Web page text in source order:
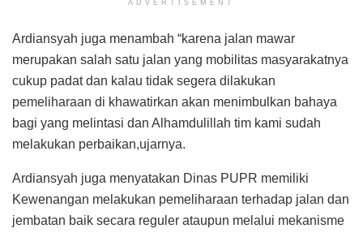
ADVERTISEMENT
Ardiansyah juga menambah “karena jalan mawar
merupakan salah satu jalan yang mobilitas masyarakatnya
cukup padat dan kalau tidak segera dilakukan
pemeliharaan di khawatirkan akan menimbulkan bahaya
bagi yang melintasi dan Alhamdulillah tim kami sudah
melakukan perbaikan,ujarnya.
Ardiansyah juga menyatakan Dinas PUPR memiliki
Kewenangan melakukan pemeliharaan terhadap jalan dan
jembatan baik secara reguler ataupun melalui mekanisme